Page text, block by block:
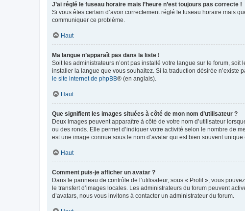
J’ai réglé le fuseau horaire mais l’heure n’est toujours pas correcte !
Si vous êtes certain d’avoir correctement réglé le fuseau horaire mais
communiquer ce problème.
Haut
Ma langue n’apparaît pas dans la liste !
Soit les administrateurs n’ont pas installé votre langue sur le forum,
installer la langue que vous souhaitez. Si la traduction désirée n’existe
le site internet de phpBB® (en anglais).
Haut
Que signifient les images situées à côté de mon nom d’utilisateur ?
Deux images peuvent apparaître à côté de votre nom d’utilisateur
ou des ronds. Elle permet d’indiquer votre activité selon le nombre de
est une image connue sous le nom d’avatar qui est bien souvent
Haut
Comment puis-je afficher un avatar ?
Dans le panneau de contrôle de l’utilisateur, sous « Profil », vous
le transfert d’images locales. Les administrateurs du forum peuvent
d’avatars, nous vous invitons à contacter un administrateur du forum.